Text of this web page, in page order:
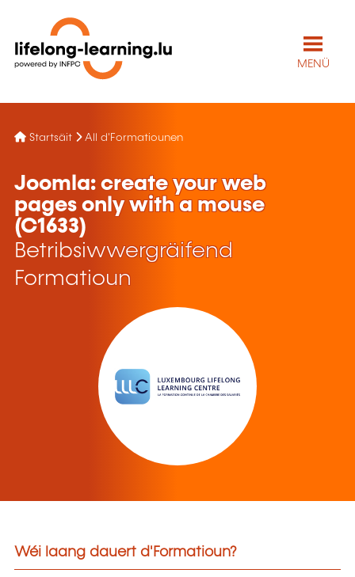
MENÜ
Startsäit All d'Formatiounen
Joomla: create your web
pages only with a mouse
(C1633)
Betribsiwwergräifend
Formatioun
Wéi laang dauert d'Formatioun?